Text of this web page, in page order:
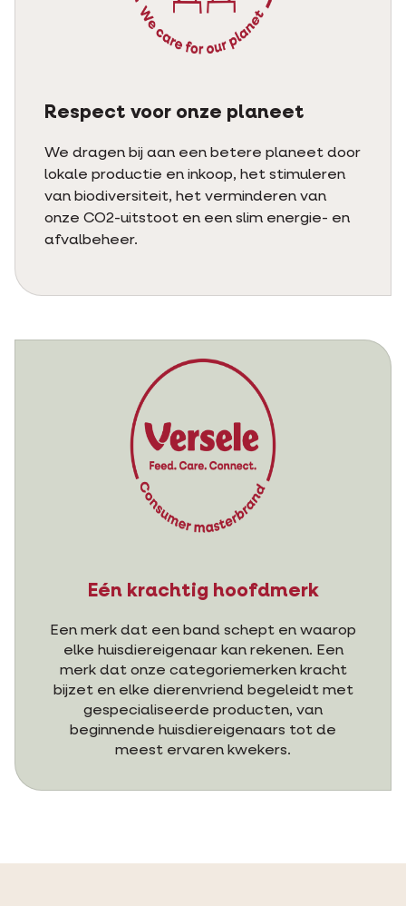
Respect voor onze planeet
We dragen bij aan een betere planeet door
lokale productie en inkoop, het stimuleren
van biodiversiteit, het verminderen van
onze CO2-uitstoot en een slim energie- en
afvalbeheer.
Eén krachtig hoofdmerk
Een merk dat een band schept en waarop
elke huisdiereigenaar kan rekenen. Een
merk dat onze categoriemerken kracht
bijzet en elke dierenvriend begeleidt met
gespecialiseerde producten, van
beginnende huisdiereigenaars tot de
meest ervaren kwekers.